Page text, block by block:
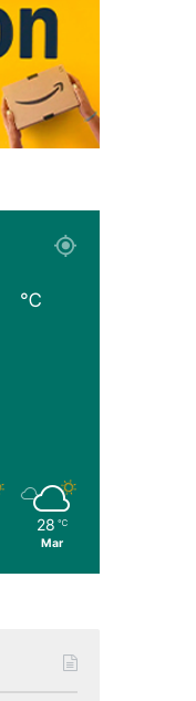
℃
28 ℃
Mar